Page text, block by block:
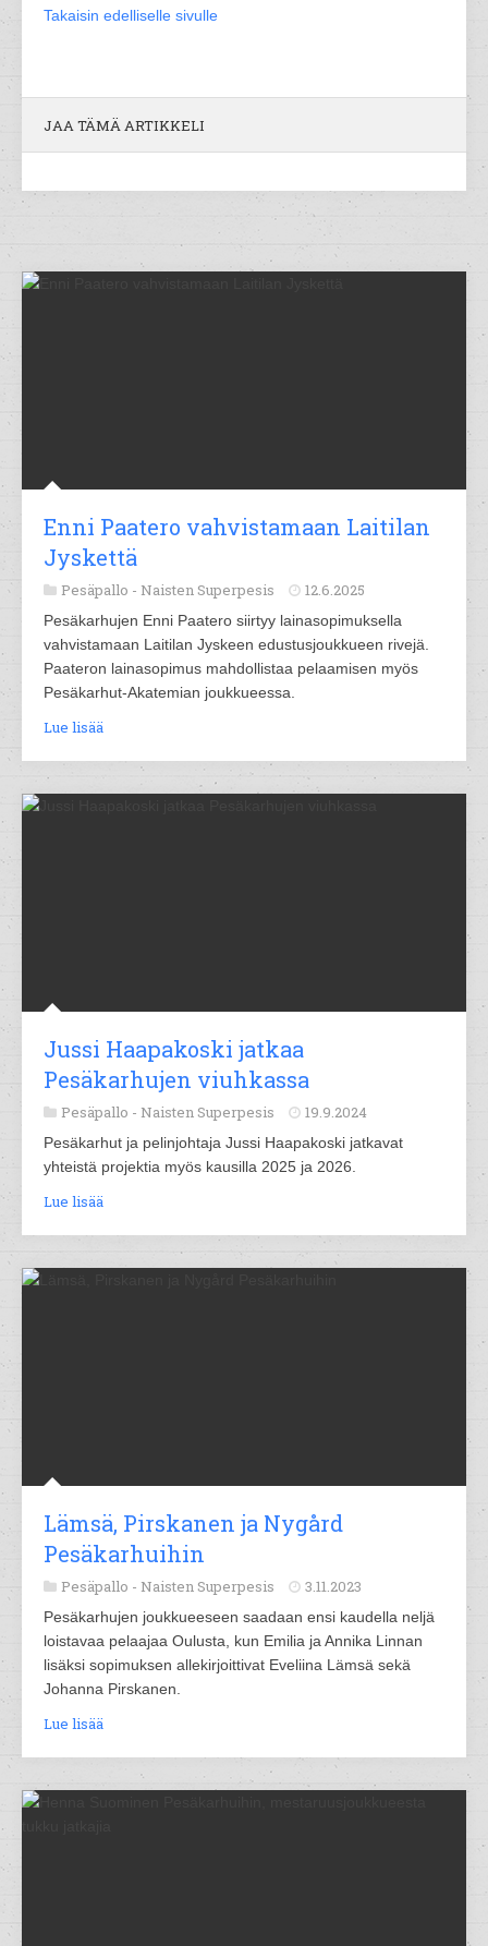
Takaisin edelliselle sivulle
JAA TÄMÄ ARTIKKELI
Enni Paatero vahvistamaan Laitilan
Jyskettä
Pesäpallo - Naisten Superpesis 12.6.2025
Pesäkarhujen Enni Paatero siirtyy lainasopimuksella
vahvistamaan Laitilan Jyskeen edustusjoukkueen rivejä.
Paateron lainasopimus mahdollistaa pelaamisen myös
Pesäkarhut-Akatemian joukkueessa.
Lue lisää
Jussi Haapakoski jatkaa
Pesäkarhujen viuhkassa
Pesäpallo - Naisten Superpesis 19.9.2024
Pesäkarhut ja pelinjohtaja Jussi Haapakoski jatkavat
yhteistä projektia myös kausilla 2025 ja 2026.
Lue lisää
Lämsä, Pirskanen ja Nygård
Pesäkarhuihin
Pesäpallo - Naisten Superpesis 3.11.2023
Pesäkarhujen joukkueeseen saadaan ensi kaudella neljä
loistavaa pelaajaa Oulusta, kun Emilia ja Annika Linnan
lisäksi sopimuksen allekirjoittivat Eveliina Lämsä sekä
Johanna Pirskanen.
Lue lisää